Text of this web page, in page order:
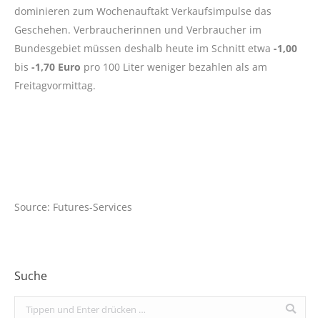
dominieren zum Wochenauftakt Verkaufsimpulse das
Geschehen. Verbraucherinnen und Verbraucher im
Bundesgebiet müssen deshalb heute im Schnitt etwa -1,00
bis -1,70 Euro pro 100 Liter weniger bezahlen als am
Freitagvormittag.
Source: Futures-Services
Suche
Search: